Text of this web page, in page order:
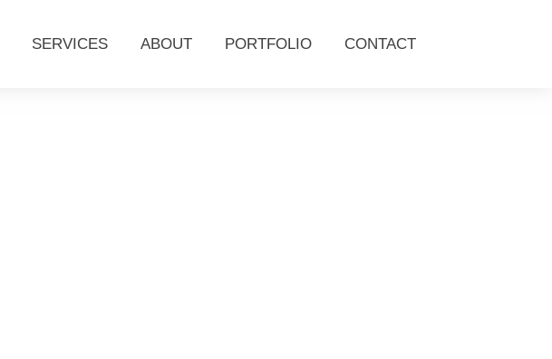
SERVICES ABOUT PORTFOLIO CONTACT